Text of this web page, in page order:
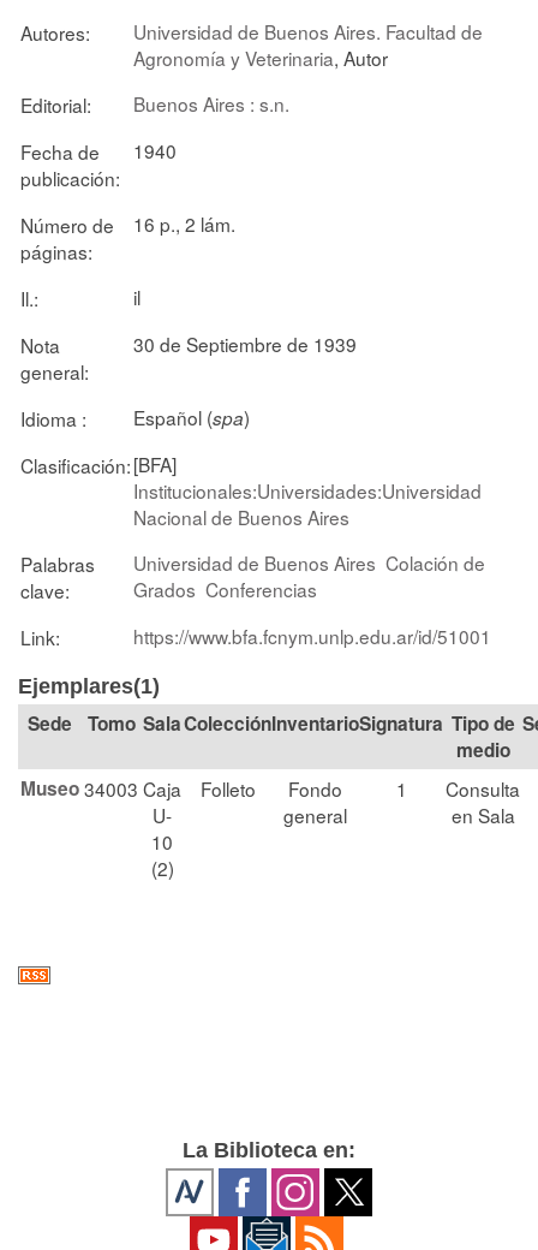
Autores:
Universidad de Buenos Aires. Facultad de
Agronomía y Veterinaria, Autor
Editorial:
Buenos Aires : s.n.
Fecha de
publicación:
1940
Número de
páginas:
16 p., 2 lám.
Il.:
il
Nota
general:
30 de Septiembre de 1939
Idioma : Español (spa)
Clasificación:[BFA]
Institucionales:Universidades:Universidad
Nacional de Buenos Aires
Palabras
clave:
Universidad de Buenos Aires Colación de
Grados Conferencias
Link:
https://www.bfa.fcnym.unlp.edu.ar/id/51001
Ejemplares(1)
Tomo SalaColección Signatura Tipo de
medio
Museo34003 Caja
U-
10
(2)
Folleto
Fondo
general
1
Consulta
en Sala
La Biblioteca en: